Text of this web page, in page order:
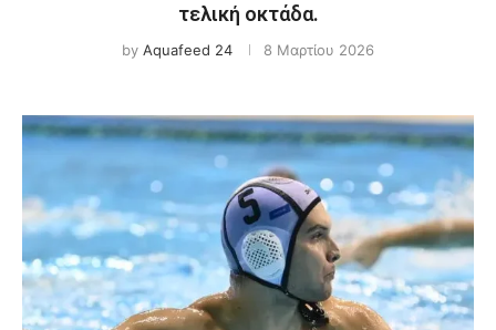
τελική οκτάδα.
by Aquafeed 24 8 Μαρτίου 2026